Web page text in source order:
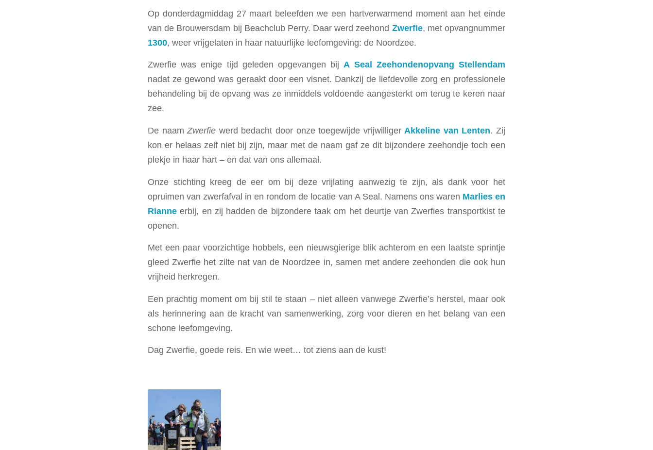
Op donderdagmiddag 27 maart beleefden we een hartverwarmend moment aan het einde
van de Brouwersdam bij Beachclub Perry. Daar werd zeehond Zwerfie, met opvangnummer
1300, weer vrijgelaten in haar natuurlijke leefomgeving: de Noordzee.
Zwerfie was enige tijd geleden opgevangen bijA Seal Zeehondenopvang Stellendam
nadat ze gewond was geraakt door een visnet. Dankzij de liefdevolle zorg en professionele
behandeling bij de opvang was ze inmiddels voldoende aangesterkt om terug te keren naar
zee.
De naamZwerfie werd bedacht door onze toegewijde vrijwilliger Akkeline van Lenten. Zij
kon er helaas zelf niet bij zijn, maar met de naam gaf ze dit bijzondere zeehondje toch een
plekje in haar hart – en dat van ons allemaal.
Onze stichting kreeg de eer om bij deze vrijlating aanwezig te zijn, als dank voor het
opruimen van zwerfafval in en rondom de locatie van A Seal. Namens ons waren Marlies en
Rianne erbij, en zij hadden de bijzondere taak om het deurtje van Zwerfies transportkist te
openen.
Met een paar voorzichtige hobbels, een nieuwsgierige blik achterom en een laatste sprintje
gleed Zwerfie het zilte nat van de Noordzee in, samen met andere zeehonden die ook hun
vrijheid herkregen.
Een prachtig moment om bij stil te staan – niet alleen vanwege Zwerfie’s herstel, maar ook
als herinnering aan de kracht van samenwerking, zorg voor dieren en het belang van een
schone leefomgeving.
Dag Zwerfie, goede reis. En wie weet… tot ziens aan de kust!